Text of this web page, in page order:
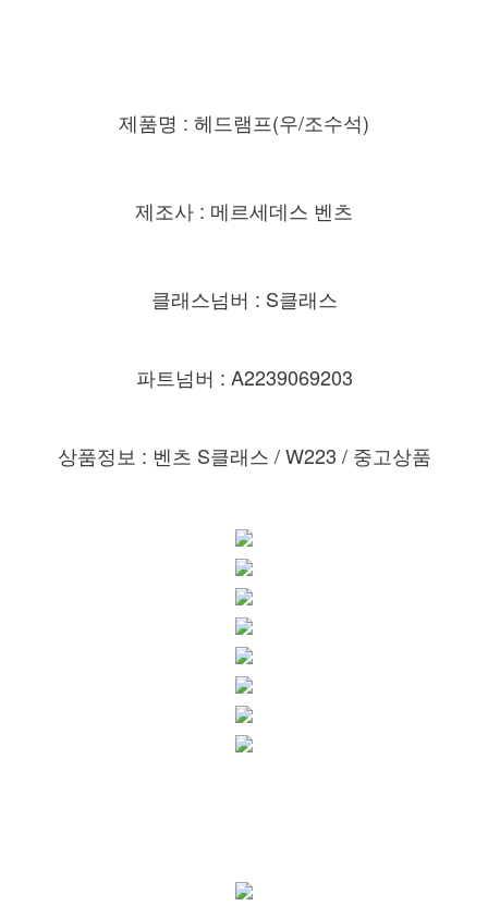
제품명 : 헤드램프(우/조수석)
제조사 : 메르세데스 벤츠
클래스넘버 : S클래스
파트넘버 : A2239069203
상품정보 : 벤츠 S클래스 /W223 / 중고상품